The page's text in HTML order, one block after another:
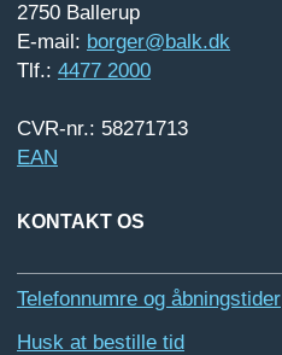
2750 Ballerup
E-mail: borger@balk.dk
Tlf.: 4477 2000
CVR-nr.: 58271713
EAN
KONTAKT OS
Telefonnumre og åbningstider
Husk at bestille tid